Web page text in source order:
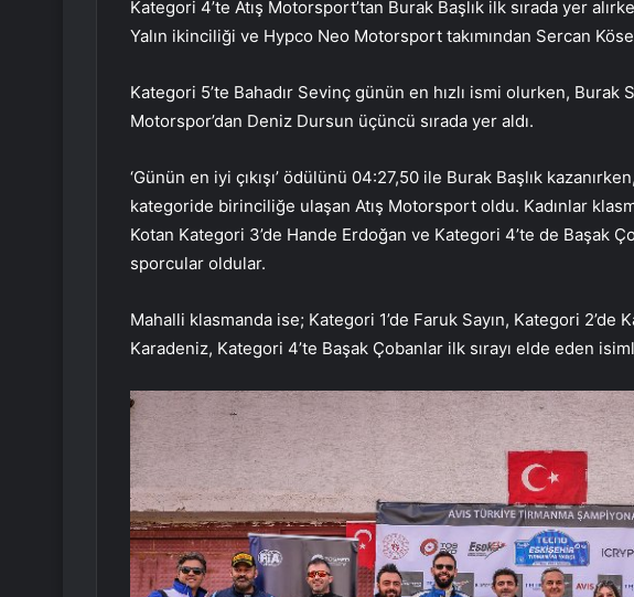
Kategori 4’te Atış Motorsport’tan Burak Başlık ilk sırada yer
Yalın ikinciliği ve Hypco Neo Motorsport takımından Sercan
Kategori 5’te Bahadır Sevinç günün en hızlı ismi olurken, Burak
Motorspor’dan Deniz Dursun üçüncü sırada yer aldı.
‘Günün en iyi çıkışı’ ödülünü 04:27,50 ile Burak Başlık
kategoride birinciliğe ulaşan Atış Motorsport oldu. Kadınlar
Kotan Kategori 3’de Hande Erdoğan ve Kategori 4’te de Başak
sporcular oldular.
Mahalli klasmanda ise; Kategori 1’de Faruk Sayın, Kategori 2’de
Karadeniz, Kategori 4’te Başak Çobanlar ilk sırayı elde eden